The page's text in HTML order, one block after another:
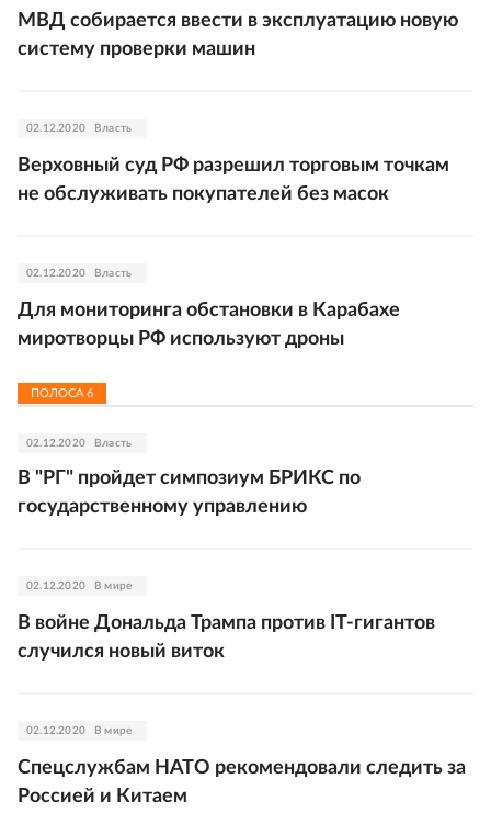
МВД собирается ввести в эксплуатацию новую
систему проверки машин
02.12.2020 Власть
Верховный суд РФ разрешил торговым точкам
не обслуживать покупателей без масок
02.12.2020 Власть
Для мониторинга обстановки в Карабахе
миротворцы РФ используют дроны
ПОЛОСА 6
02.12.2020 Власть
В "РГ" пройдет симпозиум БРИКС по
государственному управлению
02.12.2020 В мире
В войне Дональда Трампа против IT-гигантов
случился новый виток
02.12.2020 В мире
Спецслужбам НАТО рекомендовали следить за
Россией и Китаем